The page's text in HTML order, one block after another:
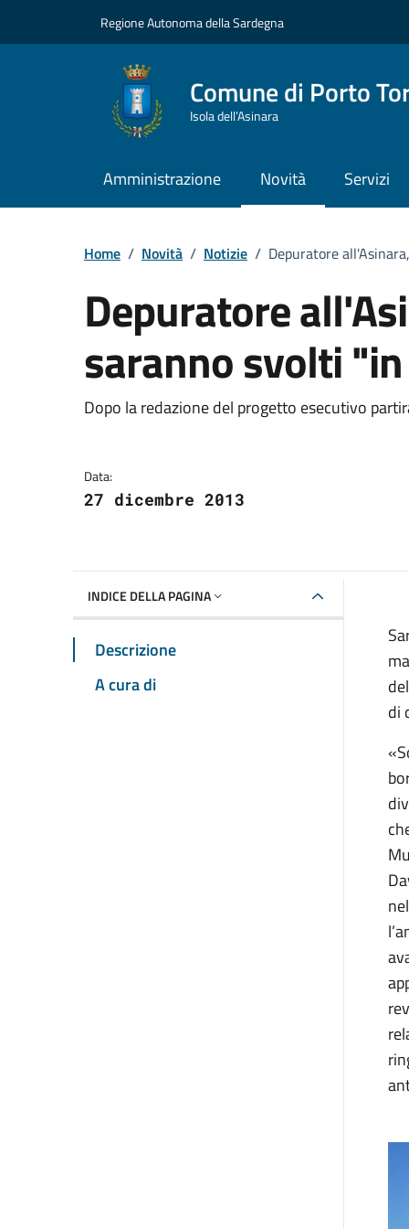
Regione Autonoma della Sardegna
Comune di Porto
Isola dell’Asinara
Amministrazione Novità Servizi
Home / Novità / Notizie / Depuratore
Depuratore
saranno svolti
Dettagli della notizia
Dopo la redazione del progetto esecutivo
Data:
27 dicembre 2013
INDICE DELLA PAGINA
Descrizione
A cura di
di